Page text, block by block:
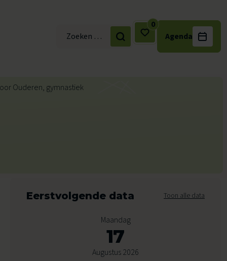
Zoek naar:
0
Agenda
Eerstvolgende data Toon alle data
Maandag
17
Augustus 2026